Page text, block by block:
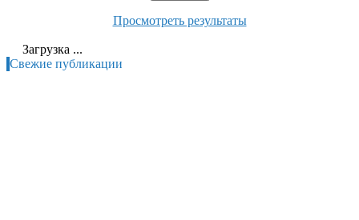
Просмотреть результаты
Загрузка ...
Свежие публикации